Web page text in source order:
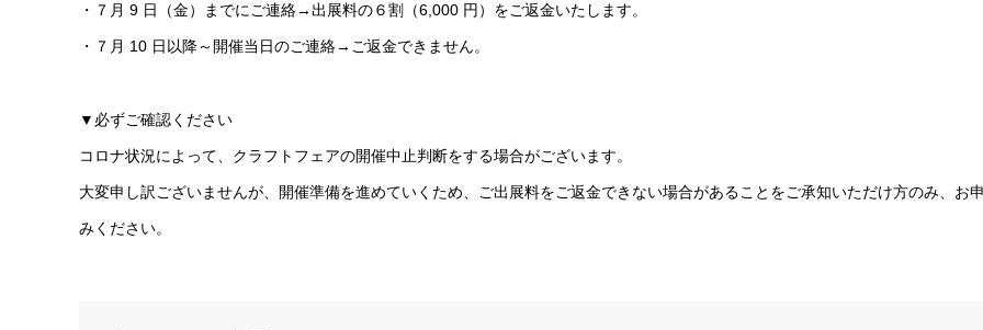
・７月 9 日（金）までにご連絡→出展料の６割（6,000 円）をご返金いたします。
・７月 10 日以降～開催当日のご連絡→ご返金できません。
▼必ずご確認ください
コロナ状況によって、クラフトフェアの開催中止判断をする場合がございます。
大変申し訳ございませんが、開催準備を進めていくため、ご出展料をご返金できない場合があることをご承知いただけ方のみ、お
みください。